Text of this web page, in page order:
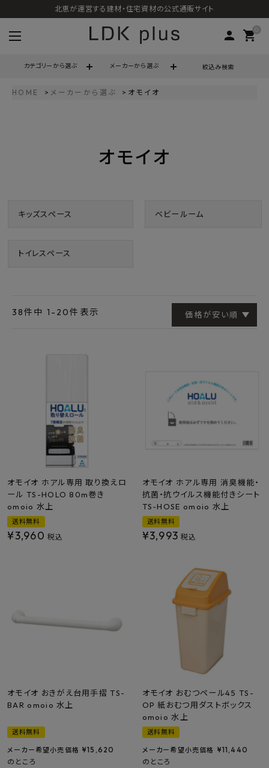
北恵が運営する建材・住宅資材の公式通販サイト
person 0
shopping_cart
カテゴリーから選ぶ メーカーから選ぶ 絞込み検索
ようこそ ゲスト 様
meeting_room
FAX注文はこちらから
カテゴリーから選ぶ
ご利用ガイド
よくあるご質問
お問い合わせ
メルマガ登録
特定商取引法について
HOME メーカーから選ぶ オモイオ
オモイオ
キッズスペース ベビールーム
トイレスペース
価格が安い順
38件中 1 - 20件表示
オモイオ ホアル専用 取り換えロ
ール TS-HOLO 80m巻き
omoio 水上
送料無料
¥3,960 税込
オモイオ ホアル専用 消臭機能・
抗菌・抗ウイルス機能付きシート
TS-HOSE omoio 水上
送料無料
¥3,993 税込
オモイオ おきがえ台用手摺 TS-
BAR omoio 水上
送料無料
メーカー希望小売価格 ¥15,620
のところ
オモイオ おむつペール45 TS-
OP 紙おむつ用ダストボックス
omoio 水上
送料無料
メーカー希望小売価格 ¥11,440
のところ